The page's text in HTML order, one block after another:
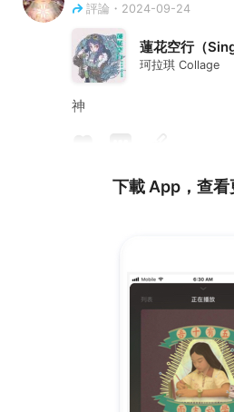
評論・2024-09-24
蓮花空行（
珂拉琪 Collage
神
下載 App，查看